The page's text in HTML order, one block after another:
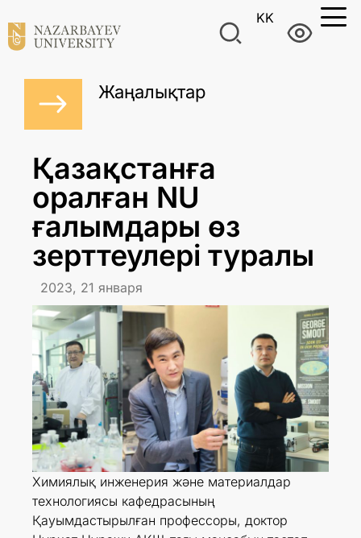
KK
Жаңалықтар
Қазақстанға
оралған NU
ғалымдары өз
зерттеулері туралы
2023, 21 января
Химиялық инженерия және материалдар
технологиясы кафедрасының
Қауымдастырылған профессоры, доктор